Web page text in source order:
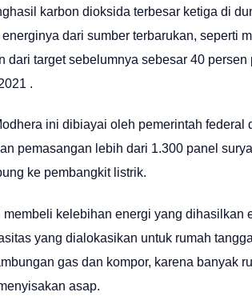
karbon dioksida terbesar ketiga di
dari sumber terbarukan, seperti
dari target sebelumnya sebesar 40
.
ini dibiayai oleh pemerintah
pemasangan lebih dari 1.300 panel
ke pembangkit listrik.
membeli kelebihan energi yang
yang dialokasikan untuk rumah
gas dan kompor, karena banyak
asap.